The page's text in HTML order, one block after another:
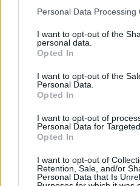
Please note that this website/
not limited to your visit or
grant or deny consent to
use your data for below
consent section.
Personal Data Processing
I want to opt-out of the
personal data.
Opted In
I want to opt-out of the
Personal Data.
Opted In
I want to opt-out of
Personal Data for
Opted In
I want to opt-out of
Retention, Sale, and/or
Personal Data that Is